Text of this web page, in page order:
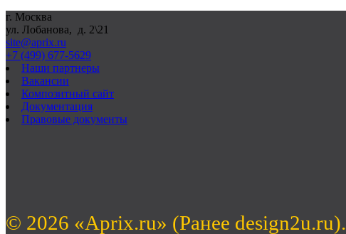
г. Москва
ул. Лобанова, д. 2\21
site@aprix.ru
+7 (499) 677-5629
Наши партнеры
Вакансии
Композитный сайт
Документация
Правовые документы
© 2026 «Aprix.ru» (Ранее design2u.ru).